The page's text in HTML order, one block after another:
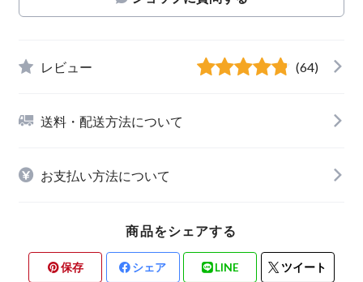
レビュー (64)
送料・配送方法について
お支払い方法について
商品をシェアする
保存 シェア LINE ツイート